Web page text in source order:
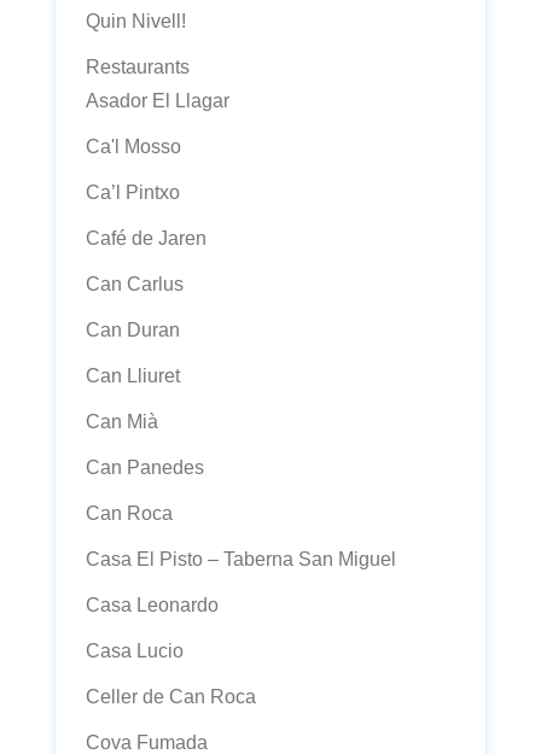
Quin Nivell!
Restaurants
Asador El Llagar
Ca'l Mosso
Ca’l Pintxo
Café de Jaren
Can Carlus
Can Duran
Can Lliuret
Can Mià
Can Panedes
Can Roca
Casa El Pisto – Taberna San Miguel
Casa Leonardo
Casa Lucio
Celler de Can Roca
Cova Fumada